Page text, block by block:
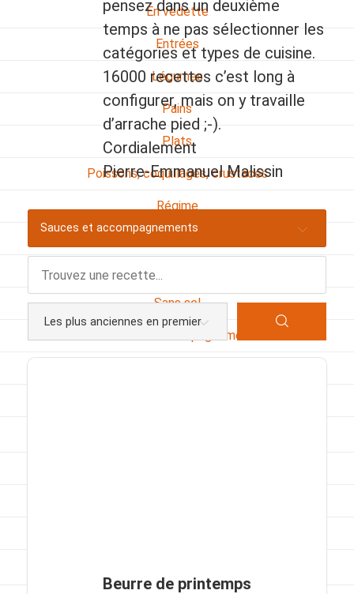
En vedette
Entrées
Légumes
Pains
Plats
Poissons, coquillages, crustacés
Régime
Sans gluten
Sans lactose
Sans sel
Sauces et accompagnements
pensez dans un deuxième
temps à ne pas sélectionner les
catégories et types de cuisine.
16000 recettes c’est long à
configurer, mais on y travaille
d’arrache pied ;-).
Cordialement
Pierre-Emmanuel Malissin
Sauces et accompagnements
Beurre de printemps